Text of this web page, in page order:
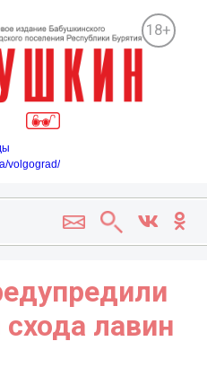
18+
volgograd/
лавин